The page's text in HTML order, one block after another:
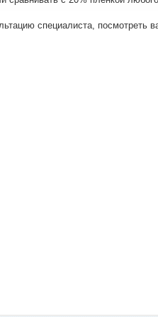
специалиста, посмотреть